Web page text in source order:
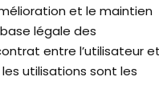
et le maintien
légale des
entre l’utilisateur
utilisations sont les